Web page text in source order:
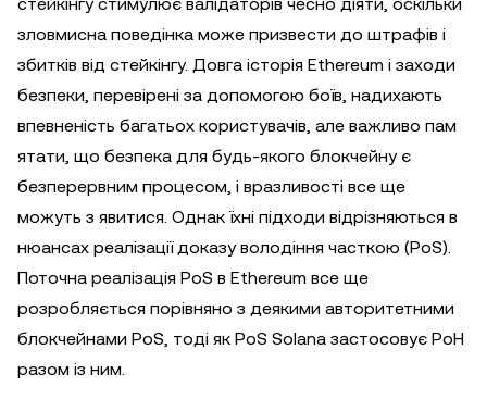
зловмисна поведінка може призвести до штрафів і
збитків від стейкінгу. Довга історія Ethereum і заходи
безпеки, перевірені за допомогою боїв, надихають
впевненість багатьох користувачів, але важливо пам
ятати, що безпека для будь-якого блокчейну є
безперервним процесом, і вразливості все ще
можуть з явитися. Однак їхні підходи відрізняються в
нюансах реалізації доказу володіння часткою (PoS).
Поточна реалізація PoS в Ethereum все ще
розробляється порівняно з деякими авторитетними
блокчейнами PoS, тоді як PoS Solana застосовує PoH
разом із ним.